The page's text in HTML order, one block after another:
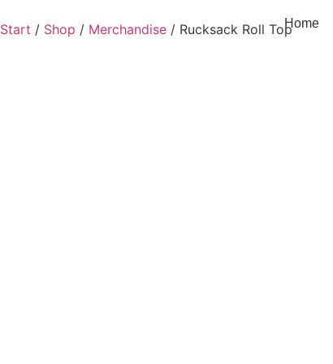
Home
Start / Shop / Merchandise / Rucksack Roll Top